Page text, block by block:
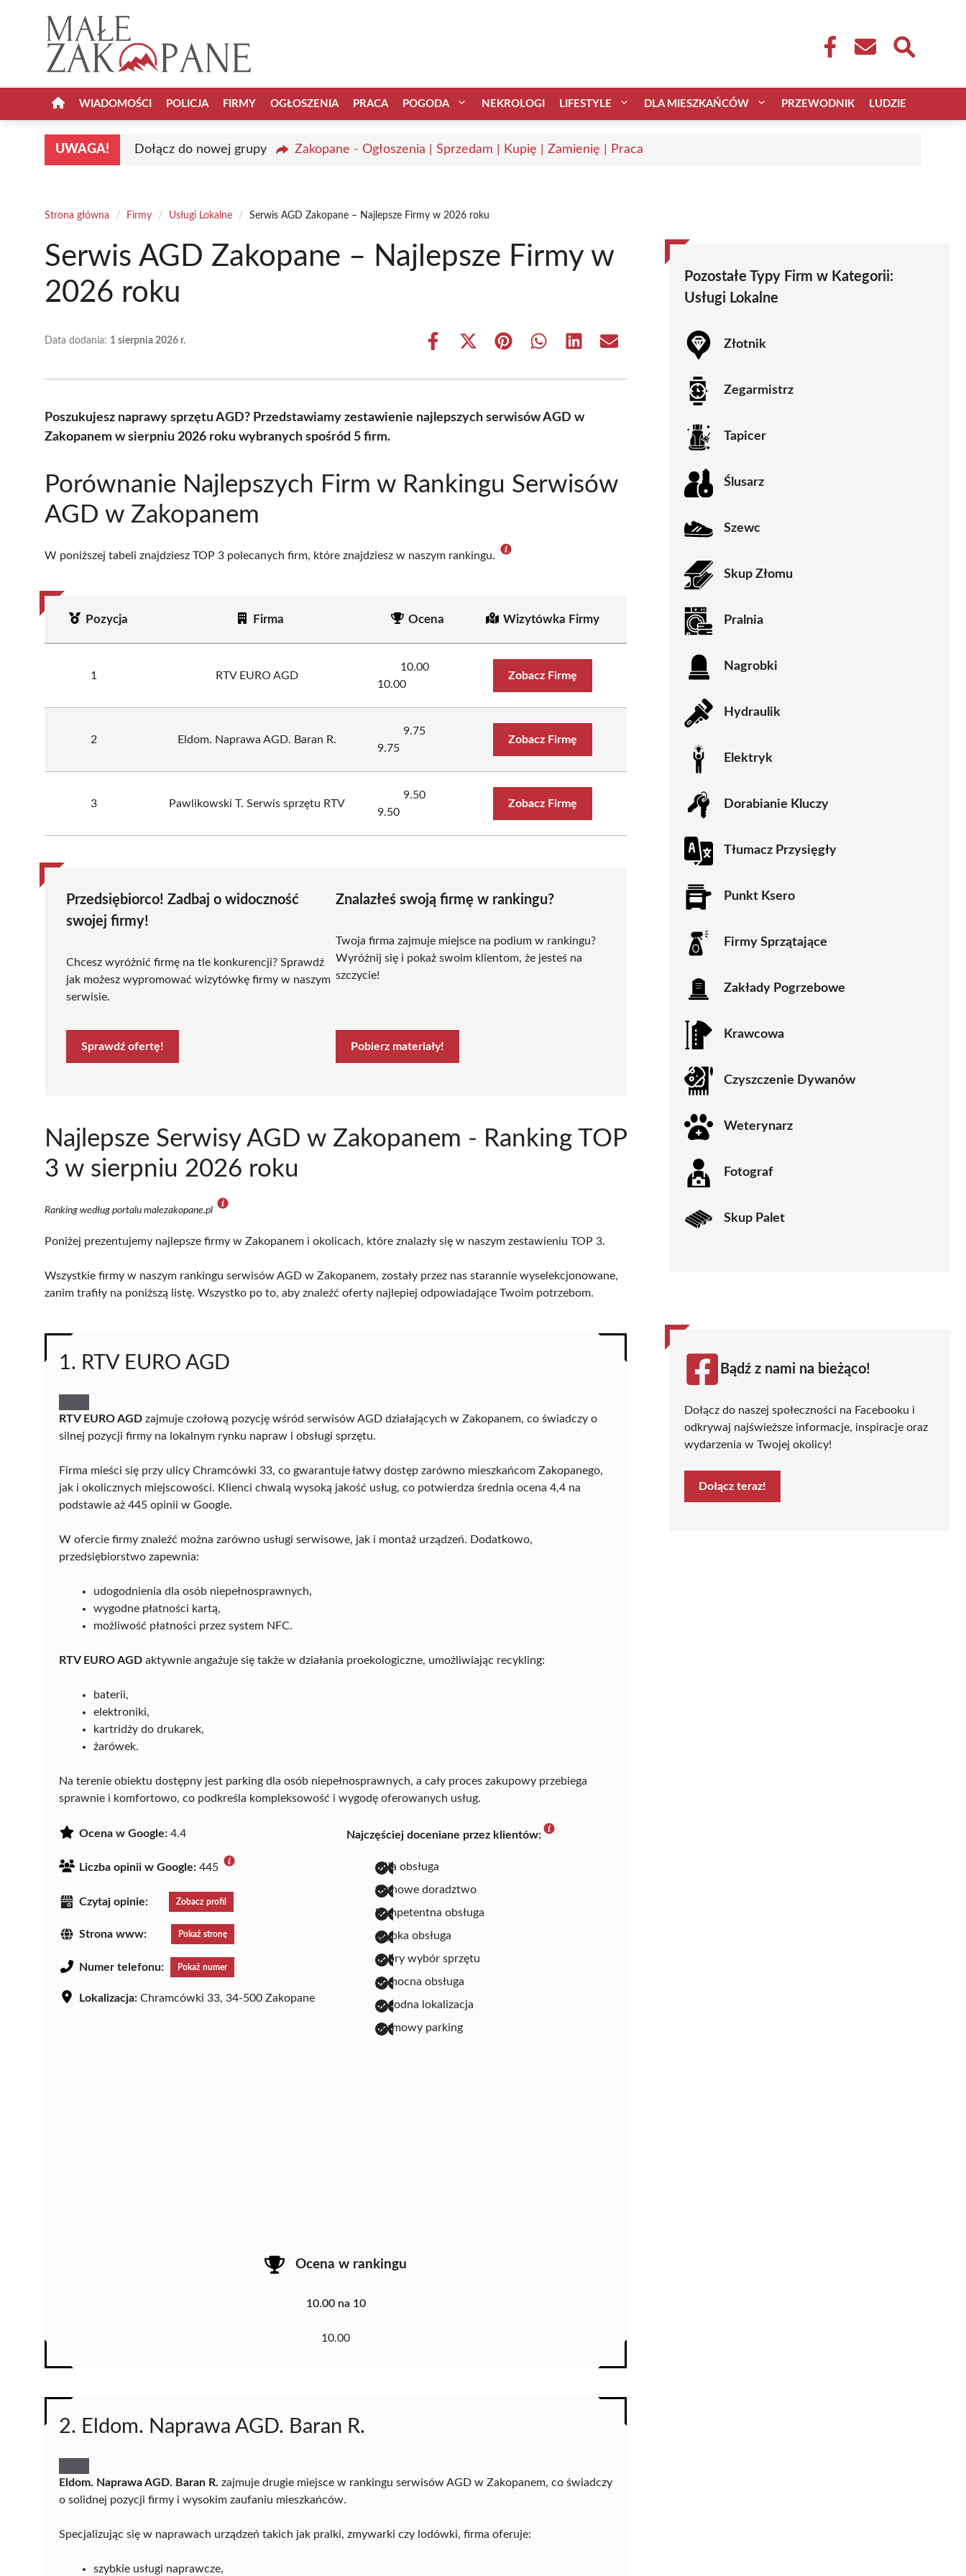
WIADOMOŚCI POLICJA FIRMY OGŁOSZENIA PRACA POGODA NEKROLOGI LIFESTYLE DLA MIESZKAŃCÓW PRZEWODNIK LUDZIE
UWAGA! Dołącz do nowej grupy Zakopane - Ogłoszenia | Sprzedam | Kupię | Zamienię | Praca
Strona główna / Firmy / Usługi Lokalne / Serwis AGD Zakopane – Najlepsze Firmy w 2026 roku
Serwis AGD Zakopane – Najlepsze Firmy w
2026 roku
Data dodania: 1 sierpnia 2026 r.
Share
Share
(Twitter)
Share Share Share Share
Poszukujesz naprawy sprzętu AGD? Przedstawiamy zestawienie najlepszych serwisów AGD w
Zakopanem w sierpniu 2026 roku wybranych spośród 5 firm.
Porównanie Najlepszych Firm w Rankingu Serwisów
AGD w Zakopanem
W poniższej tabeli znajdziesz TOP 3 polecanych firm, które znajdziesz w naszym rankingu.
Pozycja Firma Ocena Wizytówka Firmy
1 RTV EURO AGD
10.00
10.00
Zobacz Firmę
2 Eldom. Naprawa AGD. Baran R.
9.75
9.75
Zobacz Firmę
3 Pawlikowski T. Serwis sprzętu RTV
9.50
9.50
Zobacz Firmę
Przedsiębiorco! Zadbaj o widoczność
swojej firmy!
Chcesz wyróżnić firmę na tle konkurencji? Sprawdź
jak możesz wypromować wizytówkę firmy w naszym
serwisie.
Sprawdź ofertę!
Znalazłeś swoją firmę w rankingu?
Twoja firma zajmuje miejsce na podium w rankingu?
Wyróżnij się i pokaż swoim klientom, że jesteś na
szczycie!
Pobierz materiały!
Najlepsze Serwisy AGD w Zakopanem - Ranking TOP
3 w sierpniu 2026 roku
Ranking według portalu malezakopane.pl
Poniżej prezentujemy najlepsze firmy w Zakopanem i okolicach, które znalazły się w naszym zestawieniu TOP 3.
Wszystkie firmy w naszym rankingu serwisów AGD w Zakopanem, zostały przez nas starannie wyselekcjonowane,
zanim trafiły na poniższą listę. Wszystko po to, aby znaleźć oferty najlepiej odpowiadające Twoim potrzebom.
1. RTV EURO AGD
RTV EURO AGD zajmuje czołową pozycję wśród serwisów AGD działających w Zakopanem, co świadczy o
silnej pozycji firmy na lokalnym rynku napraw i obsługi sprzętu.
Firma mieści się przy ulicy Chramcówki 33, co gwarantuje łatwy dostęp zarówno mieszkańcom Zakopanego,
jak i okolicznych miejscowości. Klienci chwalą wysoką jakość usług, co potwierdza średnia ocena 4,4 na
podstawie aż 445 opinii w Google.
W ofercie firmy znaleźć można zarówno usługi serwisowe, jak i montaż urządzeń. Dodatkowo,
przedsiębiorstwo zapewnia:
udogodnienia dla osób niepełnosprawnych,
wygodne płatności kartą,
możliwość płatności przez system NFC.
RTV EURO AGD aktywnie angażuje się także w działania proekologiczne, umożliwiając recykling:
baterii,
elektroniki,
kartridży do drukarek,
żarówek.
Na terenie obiektu dostępny jest parking dla osób niepełnosprawnych, a cały proces zakupowy przebiega
sprawnie i komfortowo, co podkreśla kompleksowość i wygodę oferowanych usług.
Ocena w Google: 4.4
Liczba opinii w Google: 445
Czytaj opinie: Zobacz profil
Strona www: Pokaż stronę
Numer telefonu: Pokaż numer
Lokalizacja: Chramcówki 33, 34-500 Zakopane
Najczęściej doceniane przez klientów:
miła obsługa
fachowe doradztwo
kompetentna obsługa
szybka obsługa
dobry wybór sprzętu
pomocna obsługa
dogodna lokalizacja
darmowy parking
Ocena w rankingu
10.00 na 10
10.00
2. Eldom. Naprawa AGD. Baran R.
Eldom. Naprawa AGD. Baran R. zajmuje drugie miejsce w rankingu serwisów AGD w Zakopanem, co świadczy
o solidnej pozycji firmy i wysokim zaufaniu mieszkańców.
Specjalizując się w naprawach urządzeń takich jak pralki, zmywarki czy lodówki, firma oferuje:
szybkie usługi naprawcze,
Pozostałe Typy Firm w Kategorii:
Usługi Lokalne
Złotnik
Zegarmistrz
Tapicer
Ślusarz
Szewc
Skup Złomu
Pralnia
Nagrobki
Hydraulik
Elektryk
Dorabianie Kluczy
Tłumacz Przysięgły
Punkt Ksero
Firmy Sprzątające
Zakłady Pogrzebowe
Krawcowa
Czyszczenie Dywanów
Weterynarz
Fotograf
Skup Palet
Bądź z nami na bieżąco!
Dołącz do naszej społeczności na Facebooku i
odkrywaj najświeższe informacje, inspiracje oraz
wydarzenia w Twojej okolicy!
Dołącz teraz!